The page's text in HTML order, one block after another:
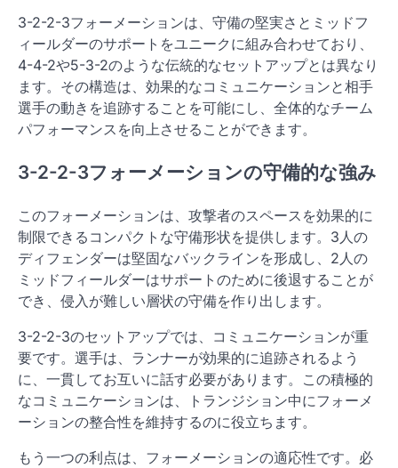
3-2-2-3フォーメーションは、守備の堅実さとミッドフ
ィールダーのサポートをユニークに組み合わせており、
4-4-2や5-3-2のような伝統的なセットアップとは異なり
ます。その構造は、効果的なコミュニケーションと相手
選手の動きを追跡することを可能にし、全体的なチーム
パフォーマンスを向上させることができます。
3-2-2-3フォーメーションの守備的な強み
このフォーメーションは、攻撃者のスペースを効果的に
制限できるコンパクトな守備形状を提供します。3人の
ディフェンダーは堅固なバックラインを形成し、2人の
ミッドフィールダーはサポートのために後退することが
でき、侵入が難しい層状の守備を作り出します。
3-2-2-3のセットアップでは、コミュニケーションが重
要です。選手は、ランナーが効果的に追跡されるよう
に、一貫してお互いに話す必要があります。この積極的
なコミュニケーションは、トランジション中にフォーメ
ーションの整合性を維持するのに役立ちます。
もう一つの利点は、フォーメーションの適応性です。必